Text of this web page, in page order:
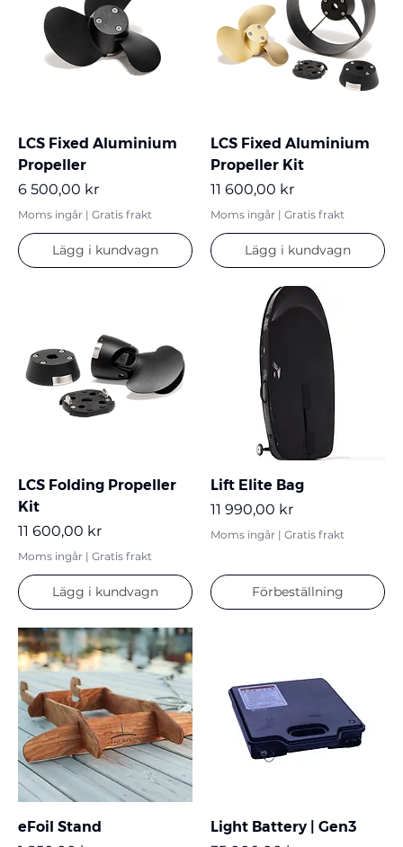
LCS Fixed Aluminium
Propeller
Pris
6 500,00 kr
Moms ingår | Gratis frakt
Lägg i kundvagn
LCS Fixed Aluminium
Propeller Kit
Pris
11 600,00 kr
Moms ingår | Gratis frakt
Lägg i kundvagn
LCS Folding Propeller
Kit
Pris
11 600,00 kr
Moms ingår | Gratis frakt
Lägg i kundvagn
Lift Elite Bag
Pris
11 990,00 kr
Moms ingår | Gratis frakt
Förbeställning
eFoil Stand
Light Battery | Gen3